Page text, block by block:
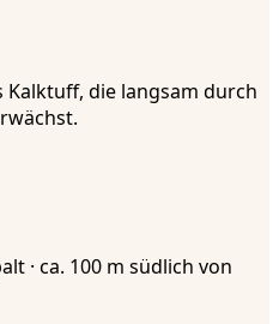
die langsam durch
· ca. 100 m südlich von